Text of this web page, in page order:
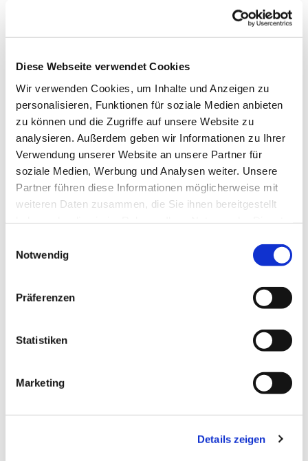
Diese Webseite verwendet Cookies
Wir verwenden Cookies, um Inhalte und Anzeigen zu
personalisieren, Funktionen für soziale Medien anbieten
zu können und die Zugriffe auf unsere Website zu
analysieren. Außerdem geben wir Informationen zu Ihrer
Verwendung unserer Website an unsere Partner für
soziale Medien, Werbung und Analysen weiter. Unsere
Partner führen diese Informationen möglicherweise mit
weiteren Daten zusammen, die Sie ihnen bereitgestellt
Notwendig
Präferenzen
Statistiken
Marketing
Details zeigen
Dies könnte Sie auch
interessieren